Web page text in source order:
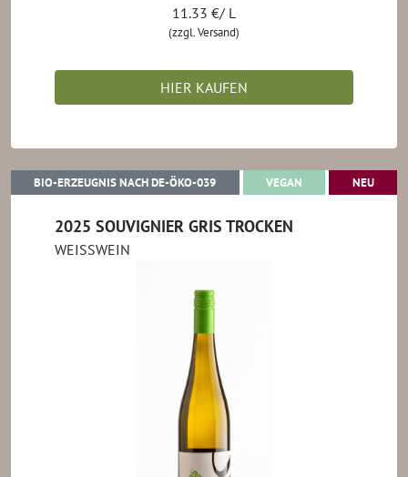
11.33 €/ L
(zzgl. Versand)
HIER KAUFEN
BIO-ERZEUGNIS NACH DE-ÖKO-039BIO-ERZEUGNIS NACH DE-ÖKO-039
VEGAN NEUNEU
2025 SOUVIGNIER GRIS TROCKEN
WEISSWEIN